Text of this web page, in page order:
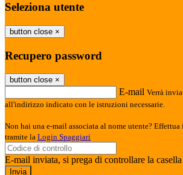
Seleziona utente
button close ×
Recupero password
button close ×
E-mail Verrà
all'indirizzo indicato con le istruzioni necessarie.
Non hai una e-mail associata al nome utente? Effettua
tramite la Login Spaggiari
E-mail inviata, si prega di controllare la